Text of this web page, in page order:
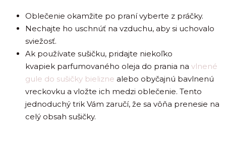
Oblečenie okamžite po praní vyberte z práčky.
Nechajte ho uschnúť na vzduchu, aby si uchovalo
sviežosť.
Ak používate sušičku, pridajte niekoľko
kvapiek parfumovaného oleja do prania na vlnené
gule do sušičky bielizne alebo obyčajnú bavlnenú
vreckovku a vložte ich medzi oblečenie. Tento
jednoduchý trik Vám zaručí, že sa vôňa prenesie na
celý obsah sušičky.